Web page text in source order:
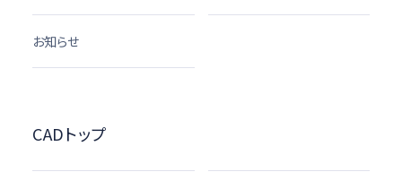
お知らせ
CADトップ